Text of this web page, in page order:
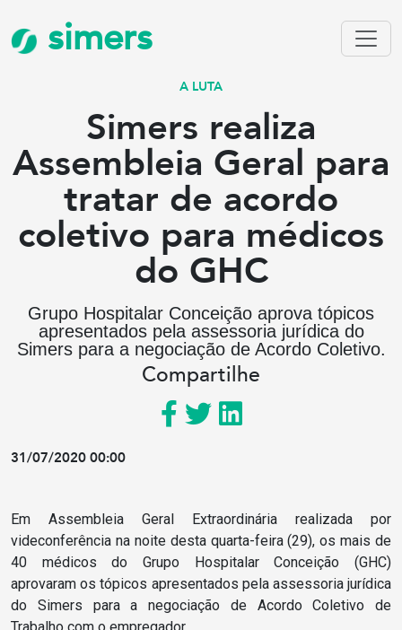
simers
A LUTA
Simers realiza
Assembleia Geral para
tratar de acordo
coletivo para médicos
do GHC
Grupo Hospitalar Conceição aprova tópicos
apresentados pela assessoria jurídica do
Simers para a negociação de Acordo Coletivo.
Compartilhe
31/07/2020 00:00
Em Assembleia Geral Extraordinária realizada por
videconferência na noite desta quarta-feira (29), os mais de
40 médicos do Grupo Hospitalar Conceição (GHC)
aprovaram os tópicos apresentados pela assessoria jurídica
do Simers para a negociação de Acordo Coletivo de